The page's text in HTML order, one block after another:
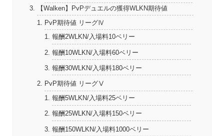
【Walken】PvPデュエルの獲得WLKN期待値
PvP期待値 リーグⅣ
報酬2WLKN/入場料10ベリー
報酬10WLKN/入場料60ベリー
報酬30WLKN/入場料180ベリー
PvP期待値 リーグⅤ
報酬5WLKN/入場料25ベリー
報酬25WLKN/入場料150ベリー
報酬150WLKN/入場料1000ベリー